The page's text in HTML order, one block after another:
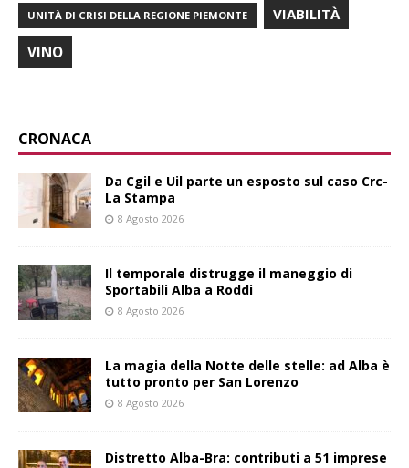
UNITÀ DI CRISI DELLA REGIONE PIEMONTE VIABILITÀ
VINO
CRONACA
Da Cgil e Uil parte un esposto sul caso Crc-
La Stampa
8 Agosto 2026
Il temporale distrugge il maneggio di
Sportabili Alba a Roddi
8 Agosto 2026
La magia della Notte delle stelle: ad Alba è
tutto pronto per San Lorenzo
8 Agosto 2026
Distretto Alba-Bra: contributi a 51 imprese